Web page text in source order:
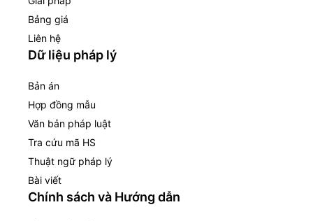
Bảng giá
Liên hệ
Dữ liệu pháp lý
Bản án
Hợp đồng mẫu
Văn bản pháp luật
Tra cứu mã HS
Thuật ngữ pháp lý
Bài viết
Chính sách và Hướng dẫn